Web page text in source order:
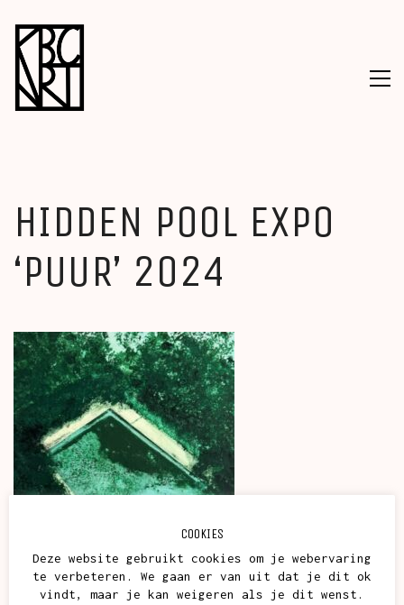
HIDDEN POOL EXPO
‘PUUR’ 2024
COOKIES
Deze website gebruikt cookies om je webervaring
te verbeteren. We gaan er van uit dat je dit ok
vindt, maar je kan weigeren als je dit wenst.